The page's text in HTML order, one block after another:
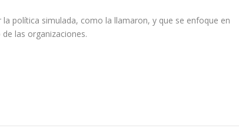
política simulada, como la llamaron, y que se enfoque en
las organizaciones.